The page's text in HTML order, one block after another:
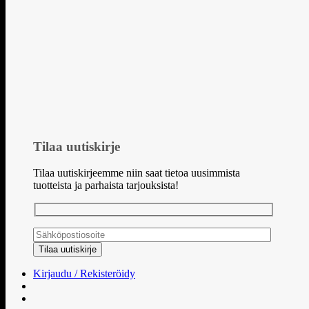
Tilaa uutiskirje
Tilaa uutiskirjeemme niin saat tietoa uusimmista
tuotteista ja parhaista tarjouksista!
Kirjaudu / Rekisteröidy